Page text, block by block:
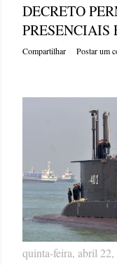
DECRETO
PRESENCIAIS
Compartilhar Postar um
quinta-feira, abril 22,